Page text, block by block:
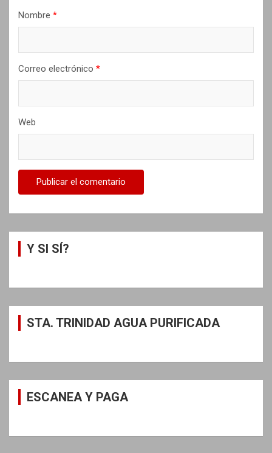
Nombre *
Correo electrónico *
Web
Y SI SÍ?
STA. TRINIDAD AGUA PURIFICADA
ESCANEA Y PAGA